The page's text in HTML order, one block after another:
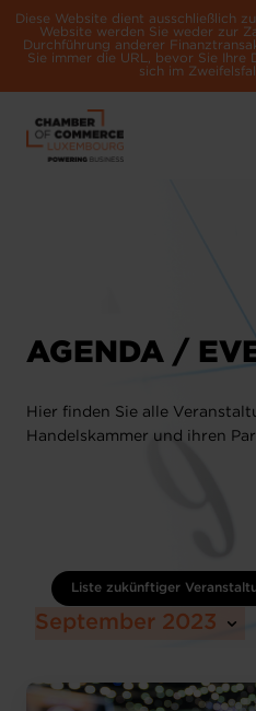
Diese Website dient ausschließlich
Website werden Sie weder zur
Durchführung anderer
Sie immer die URL, bevor Sie Ihre
sich im
AGENDA /
Hier finden Sie alle
Handelskammer und ihren
September 2023
Liste zukünftiger